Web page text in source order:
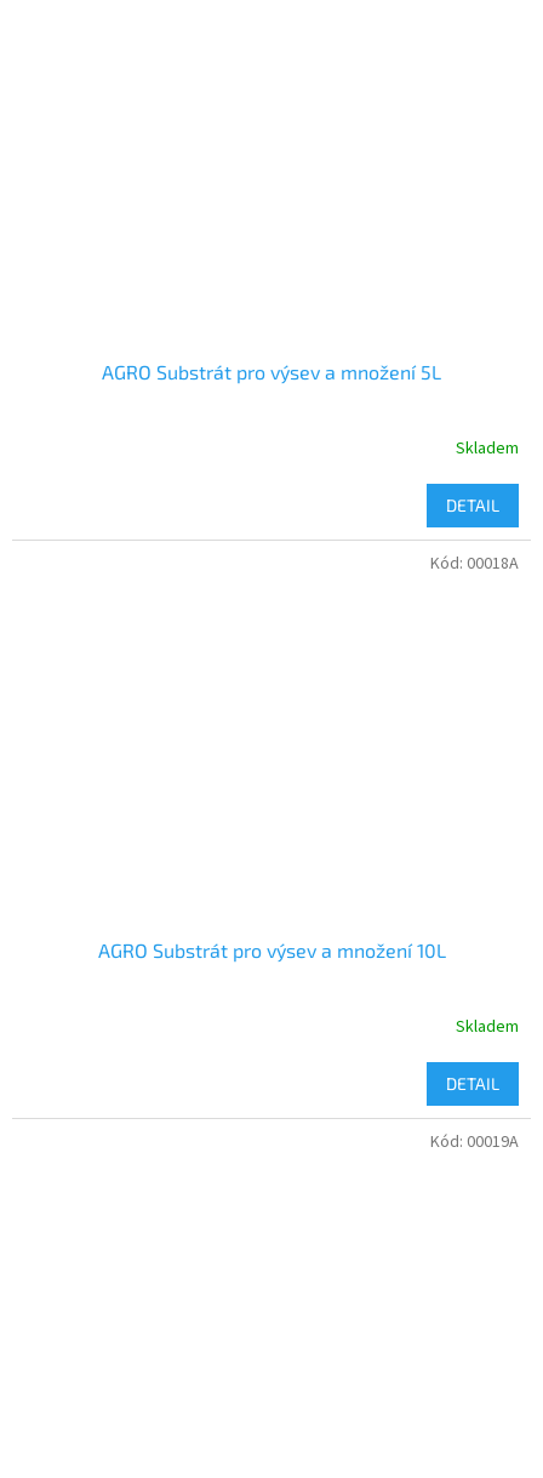
AGRO Substrát pro výsev a množení 5L
Skladem
DETAIL
AGRO Substrát pro výsev a množení 10L
Skladem
DETAIL
Kód: 00018A
Kód: 00019A